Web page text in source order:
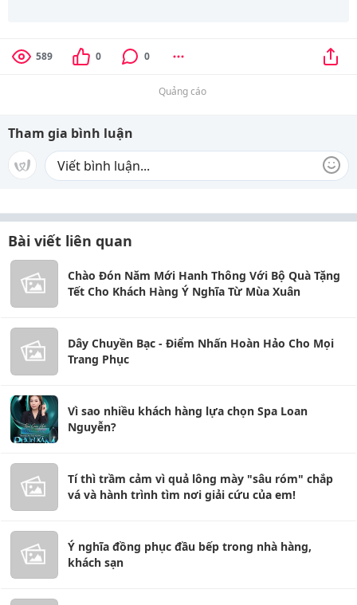
589 0 0
Quảng cáo
Tham gia bình luận
Bài viết liên quan
Chào Đón Năm Mới Hanh Thông Với Bộ Quà Tặng
Tết Cho Khách Hàng Ý Nghĩa Từ Mùa Xuân
Dây Chuyền Bạc - Điểm Nhấn Hoàn Hảo Cho Mọi
Trang Phục
Vì sao nhiều khách hàng lựa chọn Spa Loan
Nguyễn?
Tí thì trầm cảm vì quả lông mày "sâu róm" chắp
vá và hành trình tìm nơi giải cứu của em!
Ý nghĩa đồng phục đầu bếp trong nhà hàng,
khách sạn